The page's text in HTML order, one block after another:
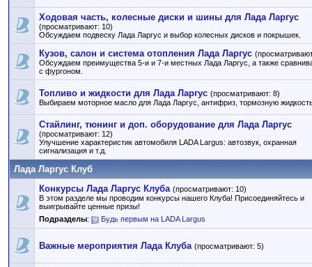
Ходовая часть, колесные диски и шины для Лада Ларгус
(просматривают: 10)
Обсуждаем подвеску Лада Ларгус и выбор колесных дисков и покрышек.
Кузов, салон и система отопления Лада Ларгус
Обсуждаем преимущества 5-и и 7-и местных Лада Ларгус, а также
с фургоном.
Топливо и жидкости для Лада Ларгус (просматривают: 8)
Выбираем моторное масло для Лада Ларгус, антифриз, тормозную
Стайлинг, тюнинг и доп. оборудование для Лада Ларгус
(просматривают: 12)
Улучшение характеристик автомобиля LADA Largus: автозвук, охранная
сигнализация и т.д.
Лада Ларгус Клуб
Конкурсы Лада Ларгус Клуба (просматривают: 10)
В этом разделе мы проводим конкурсы нашего Клуба! Присоединяйтесь и
выигрывайте ценные призы!
Подразделы: Будь первым на LADA Largus
Важные мероприятия Лада Клуба (просматривают: 5)